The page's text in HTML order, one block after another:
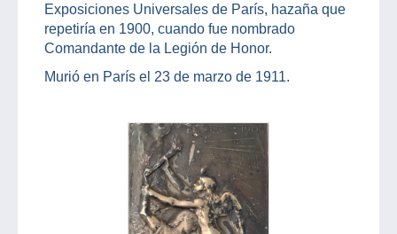
Exposiciones Universales de París, hazaña que
repetiría en 1900, cuando fue nombrado
Comandante de la Legión de Honor.
Murió en París el 23 de marzo de 1911.